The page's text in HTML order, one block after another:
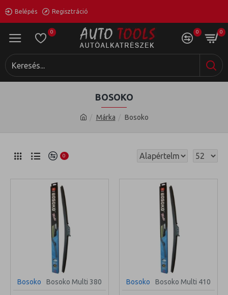
Belépés Regisztráció
0 0 0
Márka Bosoko
BOSOKO
0
Bosoko Bosoko Multi 380 Bosoko Bosoko Multi 410